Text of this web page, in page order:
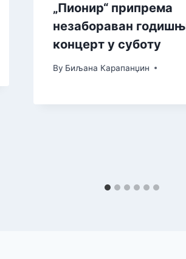
„Пионир“ припрема
незабораван
концерт у суботу
By Биљана Карапанџин